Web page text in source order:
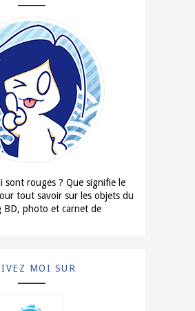
sont rouges ? Que signifie le
tout savoir sur les objets du
BD, photo et carnet de
MOI SUR